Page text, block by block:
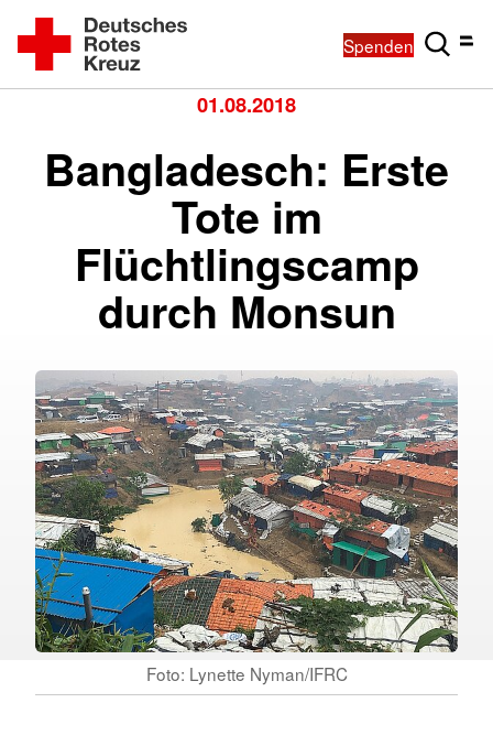
Spenden
01.08.2018
Bangladesch: Erste
Tote im
Flüchtlingscamp
durch Monsun
Foto: Lynette Nyman/IFRC